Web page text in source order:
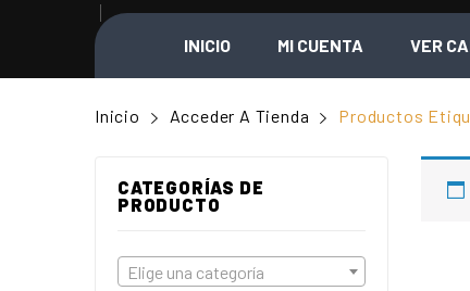
INICIO MI CUENTA VER
Inicio Acceder A Tienda Productos
CATEGORÍAS DE
PRODUCTO
Elige una categoría